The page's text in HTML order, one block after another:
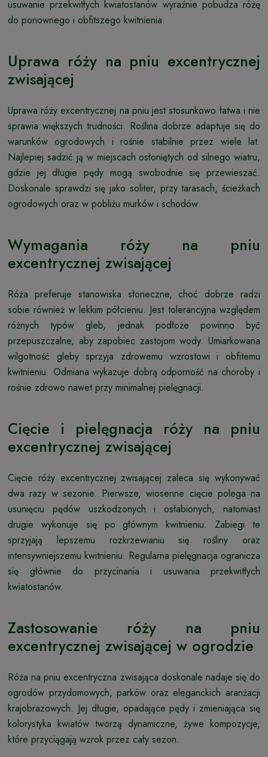
usuwanie przekwitłych kwiatostanów wyraźnie pobudza różę
do ponownego i obfitszego kwitnienia.
Uprawa róży na pniu excentrycznej
zwisającej
Uprawa róży excentrycznej na pniu jest stosunkowo łatwa i nie
sprawia większych trudności. Roślina dobrze adaptuje się do
warunków ogrodowych i rośnie stabilnie przez wiele lat.
Najlepiej sadzić ją w miejscach osłoniętych od silnego wiatru,
gdzie jej długie pędy mogą swobodnie się przewieszać.
Doskonale sprawdzi się jako soliter, przy tarasach, ścieżkach
ogrodowych oraz w pobliżu murków i schodów.
Wymagania róży na pniu
excentrycznej zwisającej
Róża preferuje stanowiska słoneczne, choć dobrze radzi
sobie również w lekkim półcieniu. Jest tolerancyjna względem
różnych typów gleb, jednak podłoże powinno być
przepuszczalne, aby zapobiec zastojom wody. Umiarkowana
wilgotność gleby sprzyja zdrowemu wzrostowi i obfitemu
kwitnieniu. Odmiana wykazuje dobrą odporność na choroby i
rośnie zdrowo nawet przy minimalnej pielęgnacji.
Cięcie i pielęgnacja róży na pniu
excentrycznej zwisającej
Cięcie róży excentrycznej zwisającej zaleca się wykonywać
dwa razy w sezonie. Pierwsze, wiosenne cięcie polega na
usunięciu pędów uszkodzonych i osłabionych, natomiast
drugie wykonuje się po głównym kwitnieniu. Zabiegi te
sprzyjają lepszemu rozkrzewianiu się rośliny oraz
intensywniejszemu kwitnieniu. Regularna pielęgnacja ogranicza
się głównie do przycinania i usuwania przekwitłych
kwiatostanów.
Zastosowanie róży na pniu
excentrycznej zwisającej w ogrodzie
Róża na pniu excentryczna zwisająca doskonale nadaje się do
ogrodów przydomowych, parków oraz eleganckich aranżacji
krajobrazowych. Jej długie, opadające pędy i zmieniająca się
kolorystyka kwiatów tworzą dynamiczne, żywe kompozycje,
które przyciągają wzrok przez cały sezon.